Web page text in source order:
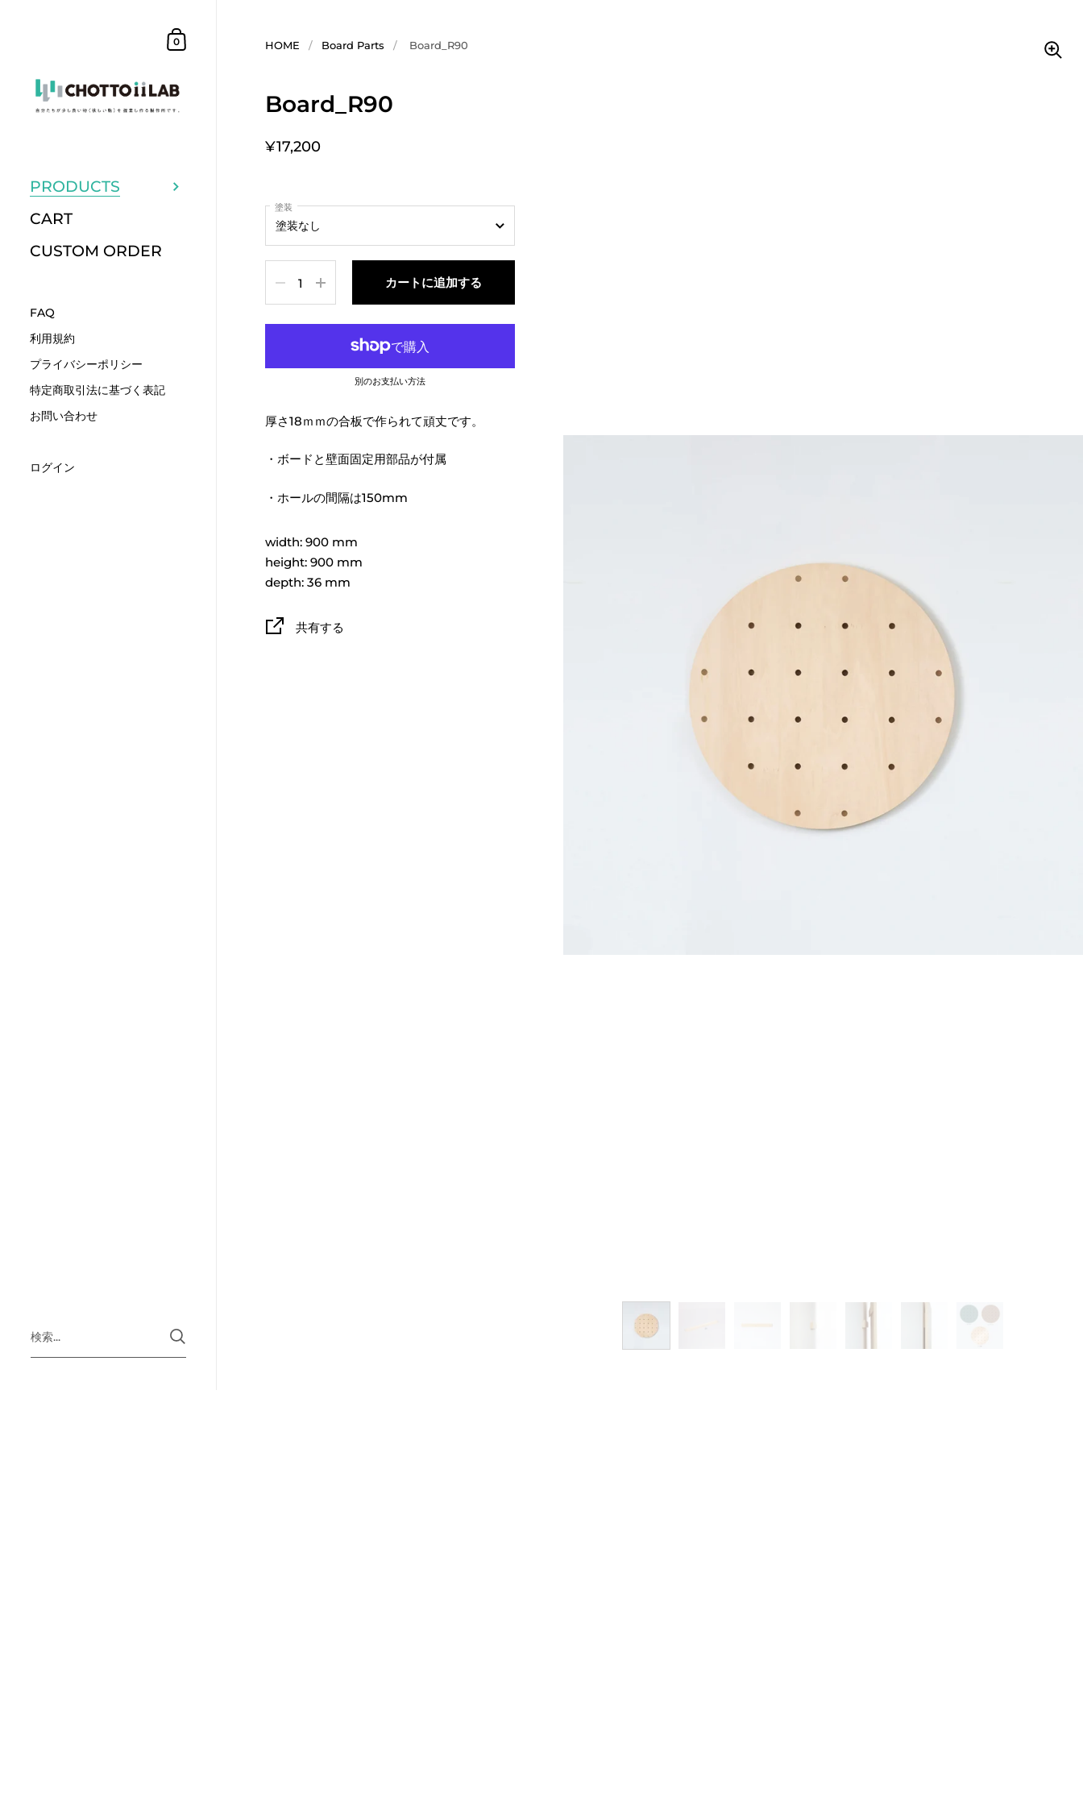
ショッピングカート
0
PRODUCTS
CART
CUSTOM ORDER
FAQ
利用規約
プライバシーポリシー
特定商取引法に基づく表記
お問い合わせ
ログイン
HOME / Board Parts / Board_R90
Board_R90
¥17,200
塗装
カートに追加する
別のお支払い方法
厚さ18ｍｍの合板で作られて頑丈です。
・ボードと壁面固定用部品が付属
・ホールの間隔は150mm
width: 900 mm
height: 900 mm
depth: 36 mm
共有する